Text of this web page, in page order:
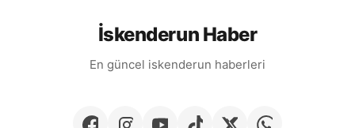
İskenderun Haber
En güncel iskenderun haberleri